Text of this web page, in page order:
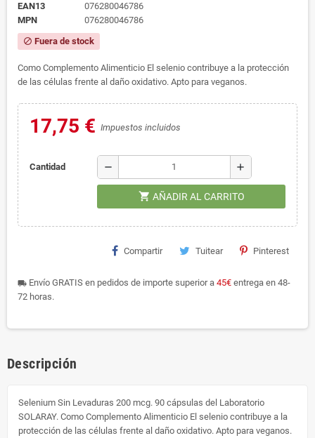
EAN13
076280046786
MPN
076280046786
block Fuera de stock
Como Complemento Alimenticio El selenio contribuye a la protección
de las células frente al daño oxidativo. Apto para veganos.
17,75 € Impuestos incluidos
Cantidad remove add
shopping_cart AÑADIR AL CARRITO
Compartir Tuitear Pinterest
local_shipping Envío GRATIS en pedidos de importe superior a 45€ entrega en 48-
72 horas.
Descripción
Selenium Sin Levaduras 200 mcg. 90 cápsulas del Laboratorio
SOLARAY. Como Complemento Alimenticio El selenio contribuye a la
protección de las células frente al daño oxidativo. Apto para veganos.